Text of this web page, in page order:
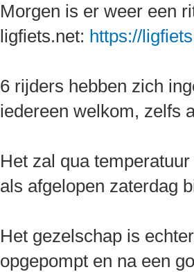
Morgen is er weer een
ligfiets.net: https://
6 rijders hebben zich
iedereen welkom, zelfs
Het zal qua
als afgelopen zaterdag
Het gezelschap is
opgepompt en na een